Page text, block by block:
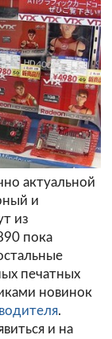
актуальной
и
из
пока
печатных
новинок
.
и на